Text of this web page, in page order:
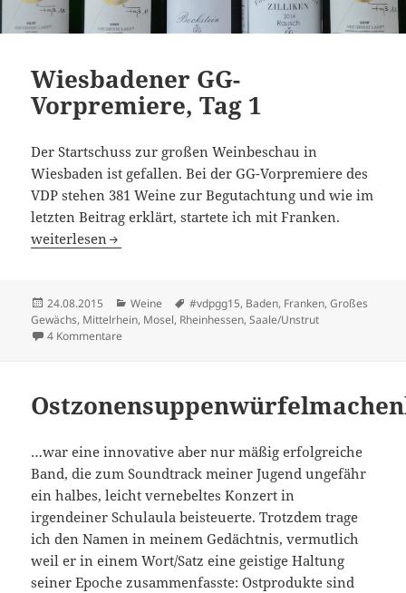
Wiesbadener GG-
Vorpremiere, Tag 1
Der Startschuss zur großen Weinbeschau in
Wiesbaden ist gefallen. Bei der GG-Vorpremiere des
VDP stehen 381 Weine zur Begutachtung und wie im
letzten Beitrag erklärt, startete ich mit Franken.
Wiesbadener GG-Vorpremiere, Tag 1
weiterlesen
Veröffentlicht
am
24.08.2015 Kategorien
Weine Schlagwörter
#vdpgg15, Baden, Franken,Großes
Gewächs, Mittelrhein, Mosel, Rheinhessen,Saale/Unstrut
4 Kommentare
…war eine innovative aber nur mäßig erfolgreiche
Band, die zum Soundtrack meiner Jugend ungefähr
ein halbes, leicht vernebeltes Konzert in
irgendeiner Schulaula beisteuerte. Trotzdem trage
ich den Namen in meinem Gedächtnis, vermutlich
weil er in einem Wort/Satz eine geistige Haltung
seiner Epoche zusammenfasste: Ostprodukte sind